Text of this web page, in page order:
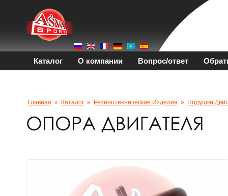
Каталог О компании Вопрос/ответ
Главная » Каталог » Резинотехнические Изделия » Подушки